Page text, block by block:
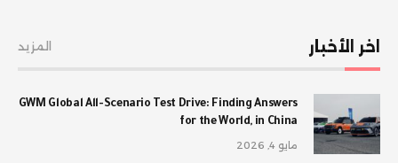
اخر الأخبار المزيد
GWM Global All-Scenario Test Drive: Finding Answers
for the World, in China
مايو 4, 2026